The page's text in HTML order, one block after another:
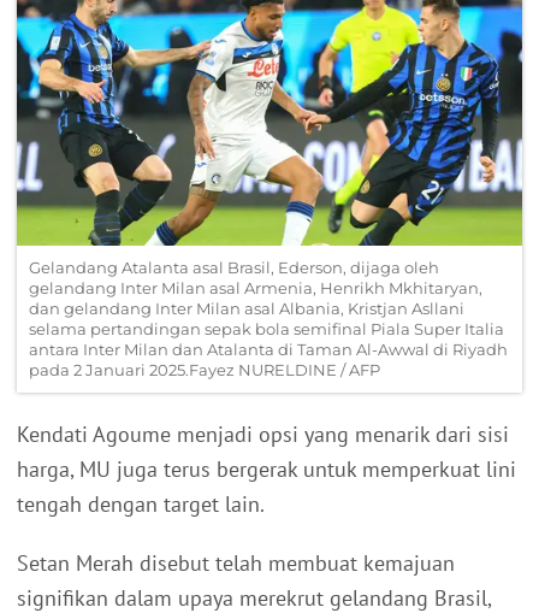
Gelandang Atalanta asal Brasil, Ederson, dijaga oleh
gelandang Inter Milan asal Armenia, Henrikh Mkhitaryan,
dan gelandang Inter Milan asal Albania, Kristjan Asllani
selama pertandingan sepak bola semifinal Piala Super Italia
antara Inter Milan dan Atalanta di Taman Al-Awwal di Riyadh
pada 2 Januari 2025.Fayez NURELDINE / AFP
Kendati Agoume menjadi opsi yang menarik dari sisi
harga, MU juga terus bergerak untuk memperkuat lini
tengah dengan target lain.
Setan Merah disebut telah membuat kemajuan
signifikan dalam upaya merekrut gelandang Brasil,